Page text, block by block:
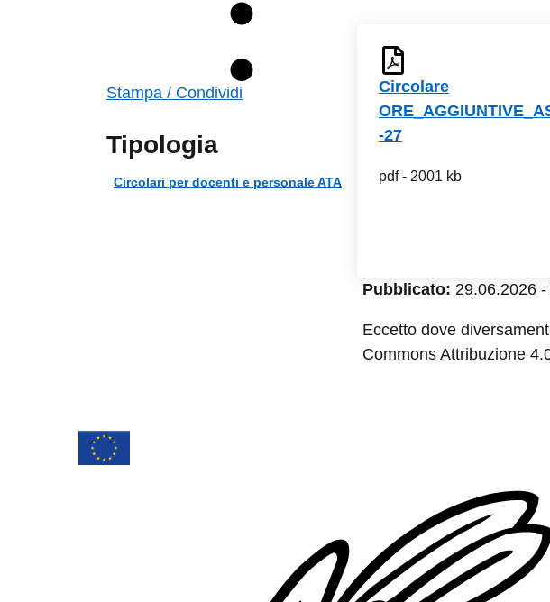
Circolare
-27
pdf - 2001 kb
Pubblicato: 29.06.2026 -
Eccetto dove
Commons Attribuzione
Stampa / Condividi
Tipologia
Circolari per docenti e personale ATA